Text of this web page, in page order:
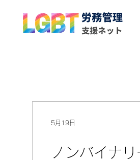
ノンバイナ
5月19日